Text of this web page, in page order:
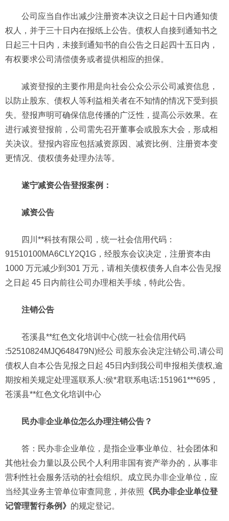
公司应当自作出减少注册资本决议之日起十日内通知债
权人，并于三十日内在报纸上公告。债权人自接到通知书之
日起三十日内，未接到通知书的自公告之日起四十五日内，
有权要求公司清偿债务或者提供相应的担保。
减资登报的主要作用是向社会公众公示公司减资信息，
以防止股东、债权人等利益相关者在不知情的情况下受到损
失。登报声明可确保信息传播的广泛性，提高公示效果。在
进行减资登报前，公司需先召开董事会或股东大会，形成相
关决议。登报内容应包括减资原因、减资比例、注册资本变
更情况、债权债务处理办法等。
遂宁减资公告登报案例：
减资公告
四川**科技有限公司，统一社会信用代码：
91510100MA6CLY2Q1G，经股东会议决定，注册资本由
1000 万元减少到301 万元，请相关债权债务人自本公告见报
之日起 45 日内前往公司办理相关手续，特此公告。
注销公告
苍溪县**红色文化培训中心(统一社会信用代码
:52510824MJQ648479N)经公 司股东会决定注销公司,请公司
债权人自本公告见报之日起 45日内到我公司申报相关债权,逾
期按相关规定处理遥联系人:侯*君联系电话:151961***695，
苍溪县**红色文化培训中心
民办非企业单位怎么办理注销公告？
答：民办非企业单位，是指企业事业单位、社会团体和
其他社会力量以及公民个人利用非国有资产举办的，从事非
营利性社会服务活动的社会组织。成立民办非企业单位，应
当经其业务主管单位审查同意，并依照
《民办非企业单位登
记管理暂行条例》 的规定登记。